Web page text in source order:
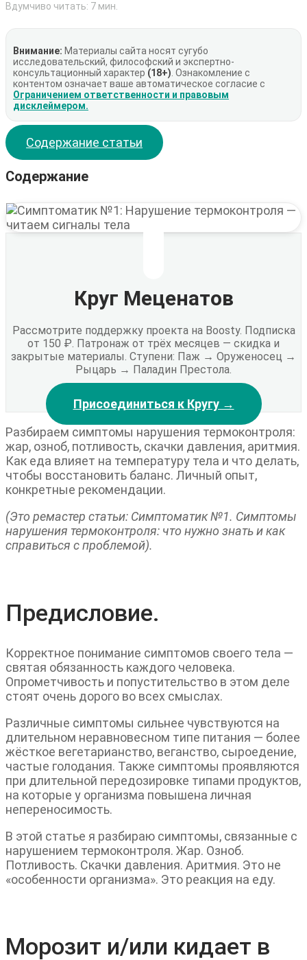
Вдумчиво читать: 7 мин.
Внимание: Материалы сайта носят сугубо
исследовательский, философский и экспертно-
консультационный характер (18+) . Ознакомление с
контентом означает ваше автоматическое согласие с
Ограничением ответственности и правовым
дисклеймером.
Содержание статьи
Содержание
Круг Меценатов
Рассмотрите поддержку проекта на Boosty. Подписка
от 150 ₽. Патронаж от трёх месяцев — скидка и
закрытые материалы. Ступени: Паж → Оруженосец →
Рыцарь → Паладин Престола.
Присоединиться к Кругу →
Разбираем симптомы нарушения термоконтроля:
жар, озноб, потливость, скачки давления, аритмия.
Как еда влияет на температуру тела и что делать,
чтобы восстановить баланс. Личный опыт,
конкретные рекомендации.
(Это ремастер статьи: Симптоматик №1. Симптомы
нарушения термоконтроля: что нужно знать и как
справиться с проблемой).
Предисловие.
Корректное понимание симптомов своего тела —
святая обязанность каждого человека.
Опрометчивость и попустительство в этом деле
стоят очень дорого во всех смыслах.
Различные симптомы сильнее чувствуются на
длительном неравновесном типе питания — более
жёсткое вегетарианство, веганство, сыроедение,
частые голодания. Также симптомы проявляются
при длительной передозировке типами продуктов,
на которые у организма повышена личная
непереносимость.
В этой статье я разбираю симптомы, связанные с
нарушением термоконтроля. Жар. Озноб.
Потливость. Скачки давления. Аритмия. Это не
«особенности организма». Это реакция на еду.
Морозит и/или кидает в